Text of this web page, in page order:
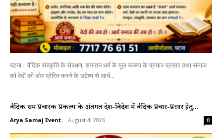
पटना। वैदिक संस्कृति के संरक्षण, सनातन धर्म के मूल स्वरूप के प्रचार-प्रसार तथा समाज
को वेदों की ओर प्रेरित करने के उद्देश्य से आर्य...
वैदिक धर्म प्रचारक प्रकल्प के अंतर्गत देश-विदेश में वैदिक प्रचार-प्रसार हेतु...
Arya Samaj Event - August 4, 2026 0